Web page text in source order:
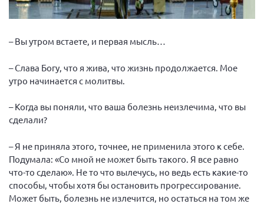
Калининградская область
Кемеровская область
Кировская область
Красноярский край
Ленинградская область
Московская область
Мурманская область
Нижегородская область
– Вы утром встаете, и первая мысль…
– Слава Богу, что я жива, что жизнь продолжается. Мое
утро начинается с молитвы.
– Когда вы поняли, что ваша болезнь неизлечима, что вы
сделали?
– Я не приняла этого, точнее, не применила этого к себе.
Подумала: «Со мной не может быть такого. Я все равно
что-то сделаю». Не то что вылечусь, но ведь есть какие-то
способы, чтобы хотя бы остановить прогрессирование.
Может быть, болезнь не излечится, но остаться на том же